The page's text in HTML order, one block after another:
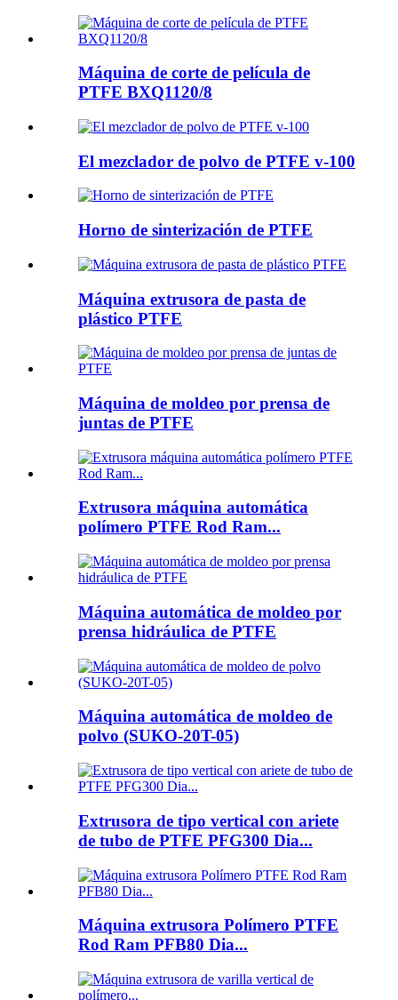
Máquina de corte de película de
PTFE BXQ1120/8
El mezclador de polvo de PTFE v-100
Horno de sinterización de PTFE
Máquina extrusora de pasta de
plástico PTFE
Máquina de moldeo por prensa de
juntas de PTFE
Extrusora máquina automática
polímero PTFE Rod Ram...
Máquina automática de moldeo por
prensa hidráulica de PTFE
Máquina automática de moldeo de
polvo (SUKO-20T-05)
Extrusora de tipo vertical con ariete
de tubo de PTFE PFG300 Dia...
Máquina extrusora Polímero PTFE
Rod Ram PFB80 Dia...